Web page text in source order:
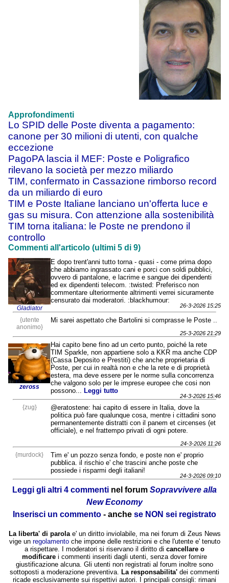
Approfondimenti
Lo SPID delle Poste diventa a pagamento:
canone per 30 milioni di utenti, con qualche
eccezione
PagoPA lascia il MEF: Poste e Poligrafico
rilevano la società per mezzo miliardo
TIM, confermato in Cassazione rimborso record
da un miliardo di euro
TIM e Poste Italiane lanciano un'offerta luce e
gas su misura. Con attenzione alla sostenibilità
TIM torna italiana: le Poste ne prendono il
controllo
Commenti all'articolo (ultimi 5 di 9)
Gladiator
E dopo trent'anni tutto torna - quasi - come prima dopo
che abbiamo ingrassato cani e porci con soldi pubblici,
ovvero di pantalone, e lacrime e sangue dei dipendenti
ed ex dipendenti telecom. :twisted: Preferisco non
commentare ulteriormente altrimenti verrei sicuramente
censurato dai moderatori. :blackhumour:
26-3-2026 15:25
{utente
anonimo}
Mi sarei aspettato che Bartolini si comprasse le Poste ..
25-3-2026 21:29
zeross
Hai capito bene fino ad un certo punto, poiché la rete
TIM Sparkle, non appartiene solo a KKR ma anche CDP
(Cassa Deposito e Prestiti) che anche proprietaria di
Poste, per cui in realtà non e che la rete e di proprietà
estera, ma deve essere per le norme sulla concorrenza
che valgono solo per le imprese europee che cosi non
possono...
Leggi tutto
24-3-2026 15:46
{zug}
@eratostene: hai capito di essere in Italia, dove la
politica può fare qualunque cosa, mentre i cittadini sono
permanentemente distratti con il panem et circenses (et
officiale), e nel frattempo privati di ogni potere.
24-3-2026 11:26
{murdock}
Tim e' un pozzo senza fondo, e poste non e' proprio
pubblica. il rischio e' che trascini anche poste che
possiede i risparmi degli italiani!
24-3-2026 09:10
Leggi gli altri 4 commenti nel forum Sopravvivere alla
New Economy
Inserisci un commento - anche se NON sei registrato
La liberta' di parolae' un diritto inviolabile, ma nei forum di Zeus News
vige un regolamentoche impone delle restrizioni e che l'utente e' tenuto
a rispettare. I moderatori si riservano il diritto di cancellare o
modificare i commenti inseriti dagli utenti, senza dover fornire
giustificazione alcuna. Gli utenti non registrati al forum inoltre sono
sottoposti a moderazione preventiva.
La responsabilita' dei commenti
ricade esclusivamente sui rispettivi autori. I principali consigli: rimani